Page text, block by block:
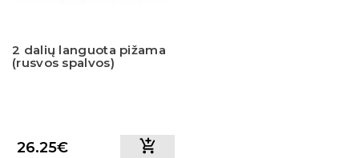
2 dalių languota pižama
(rusvos spalvos)
26.25€